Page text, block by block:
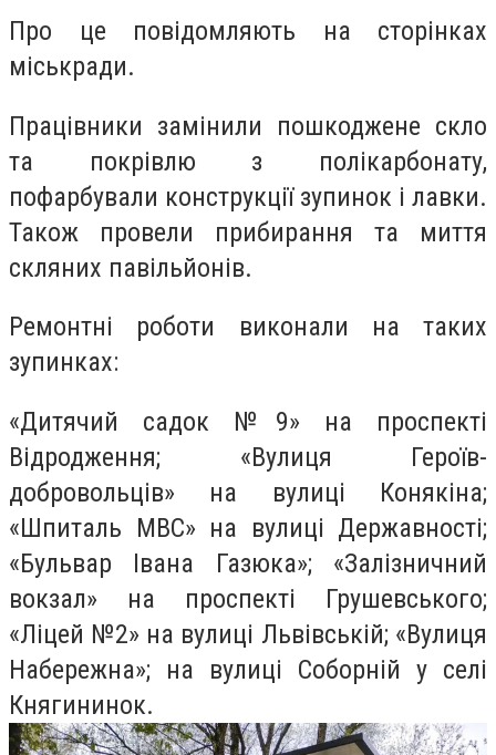
Про це повідомляють на сторінках
міськради.
Працівники замінили пошкоджене скло
та покрівлю з полікарбонату,
пофарбували конструкції зупинок і лавки.
Також провели прибирання та миття
скляних павільйонів.
Ремонтні роботи виконали на таких
зупинках:
«Дитячий садок №9» на проспекті
Відродження; «Вулиця Героїв-
добровольців» на вулиці Конякіна;
«Шпиталь МВС» на вулиці Державності;
«Бульвар Івана Газюка»; «Залізничний
вокзал» на проспекті Грушевського;
«Ліцей №2» на вулиці Львівській; «Вулиця
Набережна»; на вулиці Соборній у селі
Княгининок.